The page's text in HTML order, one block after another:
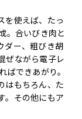
を使えば、たっ
。合いびき肉と
ダー、粗びき胡
ぜながら電子レ
ばできあがり。
はもちろん、た
。その他にもア